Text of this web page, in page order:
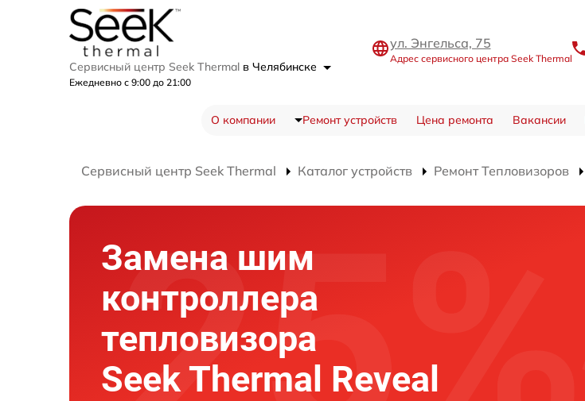
Сервисный центр Seek Thermal в Челябинске
Ежедневно с 9:00 до 21:00
ул. Энгельса, 75
Адрес сервисного центра Seek Thermal
О компании Ремонт устройств Цена ремонта Вакансии
Сервисный центр Seek Thermal Каталог устройств Ремонт Тепловизоров
Замена шим
контроллера
тепловизора
Seek Thermal Reveal